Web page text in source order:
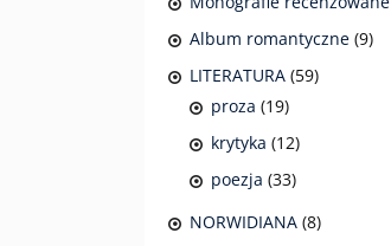
Album romantyczne (9)
LITERATURA (59)
proza (19)
krytyka (12)
poezja (33)
NORWIDIANA (8)